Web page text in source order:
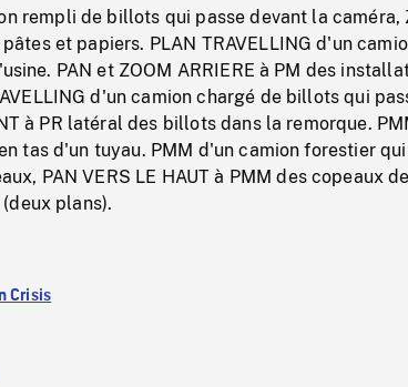
rempli de billots qui passe devant la caméra,
et papiers. PLAN TRAVELLING d'un
PAN et ZOOM ARRIERE à PM des
d'un camion chargé de billots qui
à PR latéral des billots dans la remorque.
tas d'un tuyau. PMM d'un camion forestier
PAN VERS LE HAUT à PMM des copeaux
plans).
Crisis